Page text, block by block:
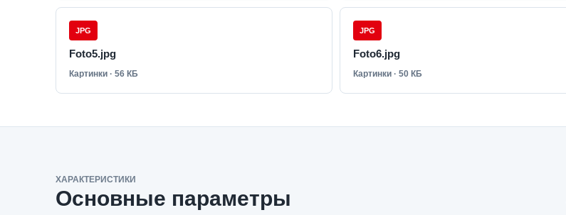
JPG
Foto5.jpg
Картинки · 56 КБ
JPG
Foto6.jpg
Картинки · 50 КБ
ХАРАКТЕРИСТИКИ
Основные параметры